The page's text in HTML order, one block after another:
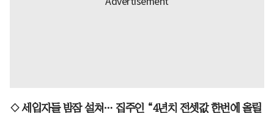
◇ 세입자들 밤잠 설쳐… 집주인 “4년치 전셋값 한번에 올릴